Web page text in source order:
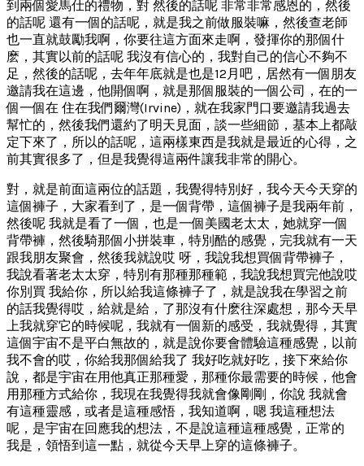
到兩個愛馬仕的禮物，對 然後的話呢 非常非常感恩的，然後
的話呢 還有一個的話呢，就是我之前做服裝嘛，然後查老師
也一直就鼓勵我啊，你要往這方面來走啊，發揮你的那個什
麽，其實以前的話呢 我沒有信心的，我對自己的信心不夠不
足，然後的話呢，去年年底就是也是12月吧，居然有一個朋友
邀請我在這邊，他開個啊，就是那個服裝的一個公司，在的一
個一個在 住在我們爾灣(Irvine)，就在我家門口要邀請我過去
幫忙的，然後我們還約了明天見面，談一些細節，基本上都敲
定下來了，所以的話呢，這兩樣東西是我就是最近的心得，之
前其實很多了，但是我覺得這兩件讓我非常的開心。
對，就是前面這兩位的話題，我覺得特別好，我今天今天穿的
這個褲子，大家看到了，是一個背帶，這個褲子是我兩年前，
然後呢 我就是看了一個，也是一個美國老太太，她就穿一個
背帶褲，然後騎那個小拼裝車，特別酷的感覺，完我就有一天
跟我朋友聚會，然後我就說哎 呀，我說我想買個背帶褲子，
我說看著老太太穿，特別有那種那種範，我說我想買完他說哎
你別買 我給你，所以給我這條褲子了，就是說我在學習之前
的話我覺得哎，給就是給，了那沒有什麽往深處想，那今天早
上我就穿它的時候呢，我就有一個新的感受，我就覺得，其實
這個宇宙不是平白無故的，就是說你要會體驗這種感覺，以前
我不會的哎，你給我那個給我了 我好吃就好吃，接下來給你
說，都是宇宙在用他真正那種愛，那種你最需要的時候，他會
用那種方式給你，我現在我覺得我就會像剛剛，你說 我就會
有這種靈感，或者是這種感悟，我知道啊，嗯 我這種想法
呢，是宇宙在回應我的想法，不是說這種這種感覺，正常的
我是，領悟到這一點，就從今天早上穿的這條褲子。